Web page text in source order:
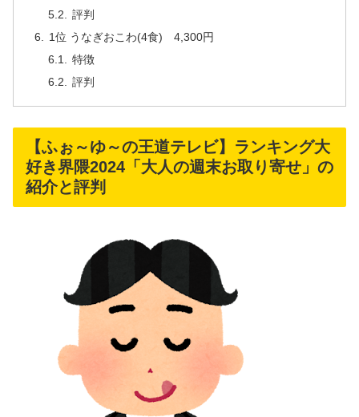
評判
1位 うなぎおこわ(4食) 4,300円
特徴
評判
【ふぉ～ゆ～の王道テレビ】ランキング大
好き界隈2024「大人の週末お取り寄せ」の
紹介と評判